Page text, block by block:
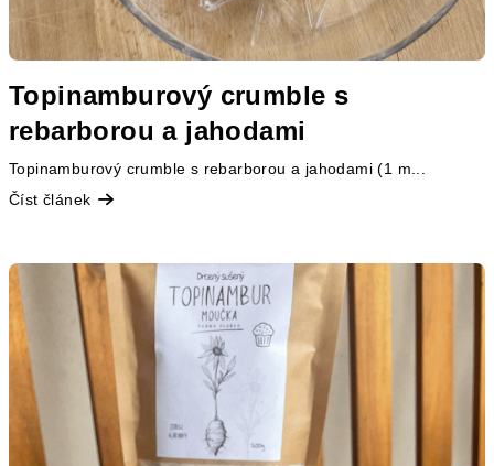
Topinamburový crumble s
rebarborou a jahodami
Topinamburový crumble s rebarborou a jahodami (1 m...
Číst článek